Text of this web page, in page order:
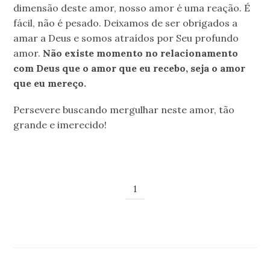
dimensão deste amor, nosso amor é uma reação. É
fácil, não é pesado. Deixamos de ser obrigados a
amar a Deus e somos atraídos por Seu profundo
amor. Não existe momento no relacionamento
com Deus que o amor que eu recebo, seja o amor
que eu mereço.
Persevere buscando mergulhar neste amor, tão
grande e imerecido!
1